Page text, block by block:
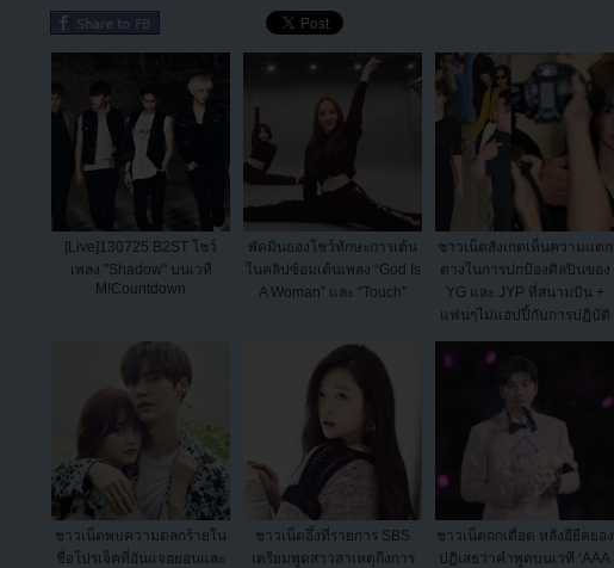
[Live]130725 B2ST โชว์
เพลง "Shadow" บนเวที
M!Countdown
พัคมินยองโชว์ทักษะการเต้น
ในคลิปซ้อมเต้นเพลง “God Is
A Woman” และ “Touch”
ชาวเน็ตสังเกตเห็นความแตก
ต่างในการปกป้องศิลปินของ
YG และ JYP ที่สนามบิน +
แฟนๆไม่แฮปปี้กับการปฏิบัติ
ต...
ชาวเน็ตพบความตลกร้ายใน
ชื่อโปรเจ็คที่อันแจฮยอนและ
ชาวเน็ตอึ้งที่รายการ SBS
เตรียมพูดสาวสาเหตุถึงการ
ชาวเน็ตถกเดือด หลังอียีคยอง
ปฏิเสธว่าคำพูดบนเวที ‘AAA